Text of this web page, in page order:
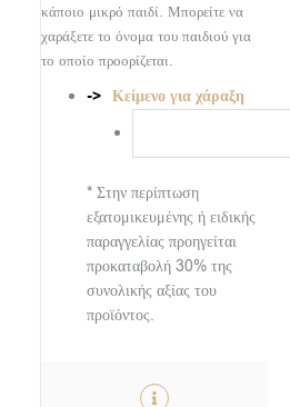
κάποιο μικρό παιδί. Μπορείτε να
χαράξετε το όνομα του παιδιού για
το οποίο προορίζεται.
Κείμενο για χάραξη
* Στην περίπτωση
εξατομικευμένης ή ειδικής
παραγγελίας προηγείται
προκαταβολή 30% της
συνολικής αξίας του
προϊόντος.